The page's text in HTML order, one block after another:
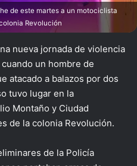
de este martes a un motociclista
Revolución
nueva jornada de violencia
un hombre de
atacado a balazos por dos
tuvo lugar en la
Montaño y Ciudad
de la colonia Revolución.
de la Policía